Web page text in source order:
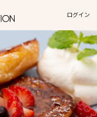
ログイン